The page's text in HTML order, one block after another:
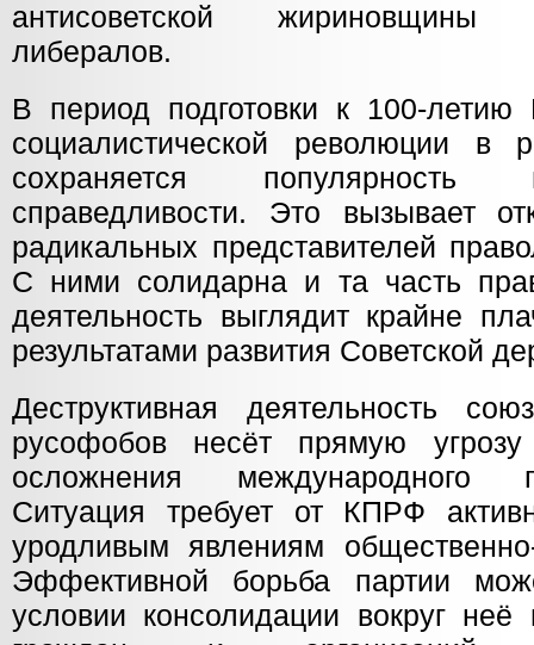
антисоветской
либералов.
В период подготовки к 100-летию
социалистической революции в
сохраняется популярность
справедливости. Это вызывает
радикальных представителей
С ними солидарна и та часть
деятельность выглядит крайне
результатами развития Советской
Деструктивная деятельность
русофобов несёт прямую
осложнения международного
Ситуация требует от КПРФ
уродливым явлениям
Эффективной борьба партии
условии консолидации вокруг неё